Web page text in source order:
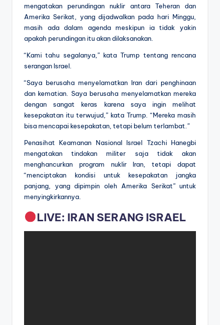
mengatakan perundingan nuklir antara Teheran dan
Amerika Serikat, yang dijadwalkan pada hari Minggu,
masih ada dalam agenda meskipun ia tidak yakin
apakah perundingan itu akan dilaksanakan.
“Kami tahu segalanya,” kata Trump tentang rencana
serangan Israel.
“Saya berusaha menyelamatkan Iran dari penghinaan
dan kematian. Saya berusaha menyelamatkan mereka
dengan sangat keras karena saya ingin melihat
kesepakatan itu terwujud,” kata Trump. “Mereka masih
bisa mencapai kesepakatan, tetapi belum terlambat.”
Penasihat Keamanan Nasional Israel Tzachi Hanegbi
mengatakan tindakan militer saja tidak akan
menghancurkan program nuklir Iran, tetapi dapat
“menciptakan kondisi untuk kesepakatan jangka
panjang, yang dipimpin oleh Amerika Serikat” untuk
menyingkirkannya.
LIVE: IRAN SERANG ISRAEL